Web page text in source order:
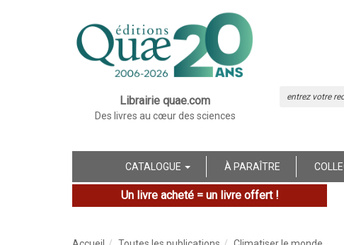
Librairie quae.com
Des livres au cœur des sciences
CATALOGUE À PARAÎTRE
Un livre acheté = un livre offert !